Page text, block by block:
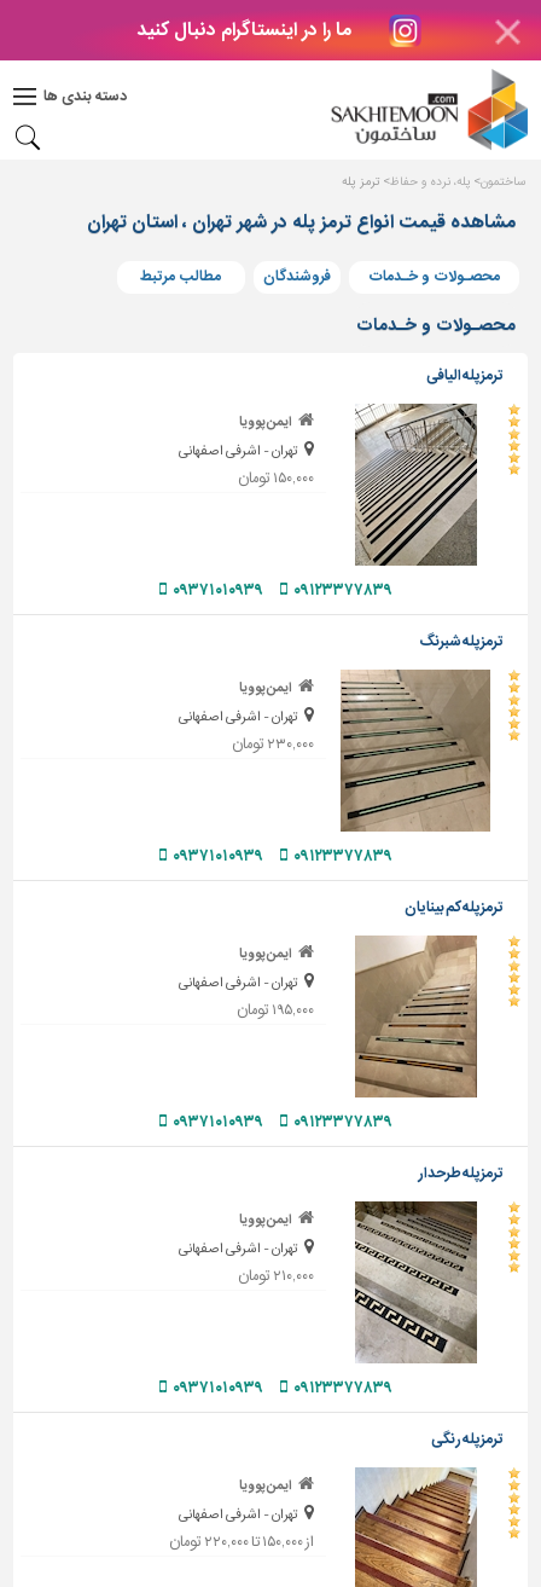
ما را در اینستاگرام دنبال کنید
دسته بندی ها
دکوراسیون
بتن
های
بتنی
و
پنجره
ساختمانی
پله،
نرده
و
حفاظ
دیوارپوش،
سرویس
بهداشتی
ابزار،یراق
و
ماشین
برقی،روشنایی،ایمنی
محوطه
سازی
و
نما
ساخت
و
ساز
ساختمان
ترافیک
و
سازه
سایر
ساختمون پله، نرده و حفاظ ترمز پله
مشاهده قیمت انواع ترمز پله در شهر تهران ، استان تهران
محصـولات و خـدمات فروشندگان مطالب مرتبط
محصـولات و خـدمات
ترمزپله الیافی
ایمن پوویا
تهران - اشرفی اصفهانی
۱۵۰,۰۰۰ تومان
۰۹۱۲۳۳۷۷۸۳۹ ۰۹۳۷۱۰۱۰۹۳۹
ترمزپله شبرنگ
ایمن پوویا
تهران - اشرفی اصفهانی
۲۳۰,۰۰۰ تومان
۰۹۱۲۳۳۷۷۸۳۹ ۰۹۳۷۱۰۱۰۹۳۹
ترمزپله کم بینایان
ایمن پوویا
تهران - اشرفی اصفهانی
۱۹۵,۰۰۰ تومان
۰۹۱۲۳۳۷۷۸۳۹ ۰۹۳۷۱۰۱۰۹۳۹
ترمزپله طرحدار
ایمن پوویا
تهران - اشرفی اصفهانی
۲۱۰,۰۰۰ تومان
۰۹۱۲۳۳۷۷۸۳۹ ۰۹۳۷۱۰۱۰۹۳۹
ترمزپله رنگی
ایمن پوویا
تهران - اشرفی اصفهانی
از ۱۵۰,۰۰۰ تا ۲۲۰,۰۰۰ تومان